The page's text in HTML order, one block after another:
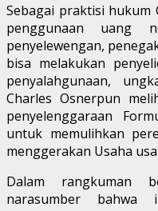
Sebagai praktisi hukum
penggunaan uang
penyelewengan,
bisa melakukan
penyalahgunaan,
Charles Osnerpun
penyelenggaraan
untuk memulihkan
menggerakan Usaha
Dalam rangkuman
narasumber